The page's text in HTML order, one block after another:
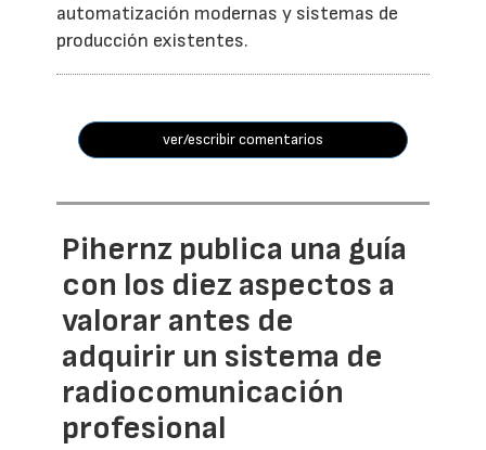
automatización modernas y sistemas de
producción existentes.
ver/escribir comentarios
Pihernz publica una guía
con los diez aspectos a
valorar antes de
adquirir un sistema de
radiocomunicación
profesional